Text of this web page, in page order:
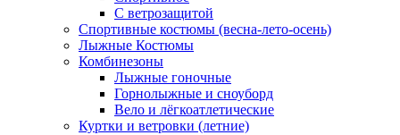
С ветрозащитой
Спортивные костюмы (весна-лето-осень)
Лыжные Костюмы
Комбинезоны
Лыжные гоночные
Горнолыжные и сноуборд
Вело и лёгкоатлетические
Куртки и ветровки (летние)